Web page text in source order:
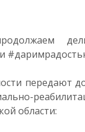
передают
области: